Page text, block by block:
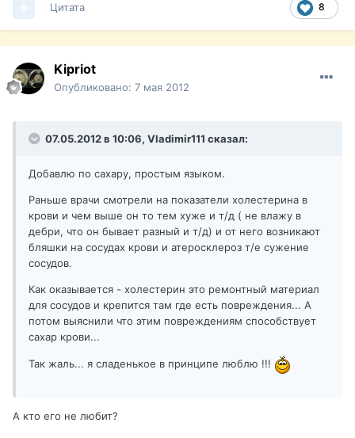
8
Цитата
Kipriot
Опубликовано: 7 мая 2012
07.05.2012 в 10:06, Vladimir111 сказал:
Добавлю по сахару, простым языком.
Раньше врачи смотрели на показатели холестерина в
крови и чем выше он то тем хуже и т/д ( не влажу в
дебри, что он бывает разный и т/д) и от него возникают
бляшки на сосудах крови и атеросклероз т/е сужение
сосудов.
Как оказывается - холестерин это ремонтный материал
для сосудов и крепится там где есть повреждения... А
потом выяснили что этим повреждениям способствует
сахар крови...
Так жаль... я сладенькое в принципе люблю !!!
А кто его не любит?